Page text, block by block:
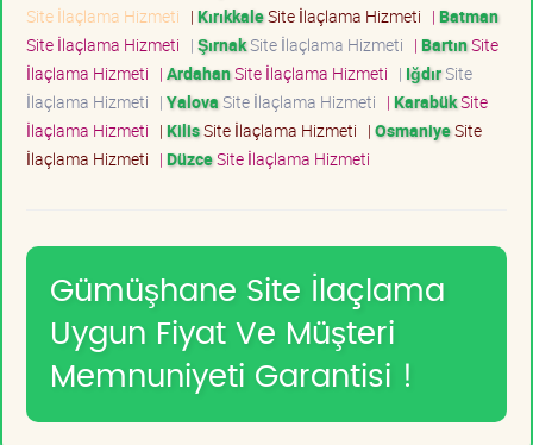
Site İlaçlama Hizmeti | KırıkkaleSite İlaçlama Hizmeti | Batman
Site İlaçlama Hizmeti | ŞırnakSite İlaçlama Hizmeti | BartınSite
İlaçlama Hizmeti | ArdahanSite İlaçlama Hizmeti | IğdırSite
İlaçlama Hizmeti | YalovaSite İlaçlama Hizmeti | KarabükSite
İlaçlama Hizmeti | KilisSite İlaçlama Hizmeti | OsmaniyeSite
İlaçlama Hizmeti | DüzceSite İlaçlama Hizmeti
Gümüşhane Site İlaçlama
Uygun Fiyat Ve Müşteri
Memnuniyeti Garantisi !